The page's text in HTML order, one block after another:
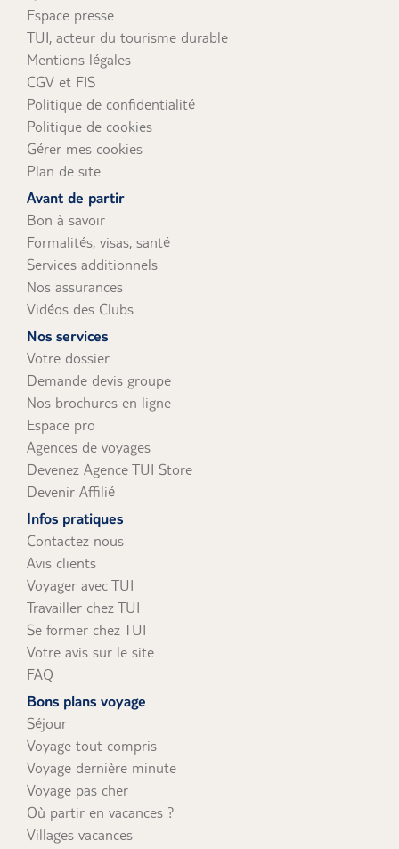
Espace presse
TUI, acteur du tourisme durable
Mentions légales
CGV et FIS
Politique de confidentialité
Politique de cookies
Gérer mes cookies
Plan de site
Avant de partir
Bon à savoir
Formalités, visas, santé
Services additionnels
Nos assurances
Vidéos des Clubs
Nos services
Votre dossier
Demande devis groupe
Nos brochures en ligne
Espace pro
Agences de voyages
Devenez Agence TUI Store
Devenir Affilié
Infos pratiques
Contactez nous
Avis clients
Voyager avec TUI
Travailler chez TUI
Se former chez TUI
Votre avis sur le site
FAQ
Bons plans voyage
Séjour
Voyage tout compris
Voyage dernière minute
Voyage pas cher
Où partir en vacances ?
Villages vacances